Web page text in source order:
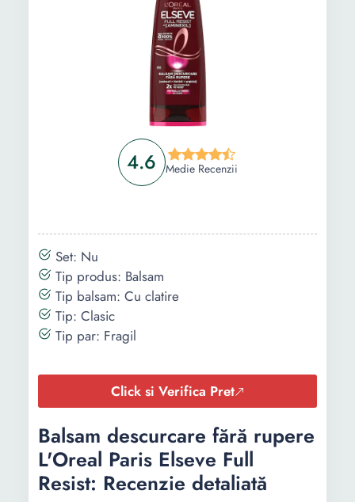
4.6 Medie Recenzii
Set: Nu
Tip produs: Balsam
Tip balsam: Cu clatire
Tip: Clasic
Tip par: Fragil
Click si Verifica Pret
Balsam descurcare fără rupere
L'Oreal Paris Elseve Full
Resist: Recenzie detaliată